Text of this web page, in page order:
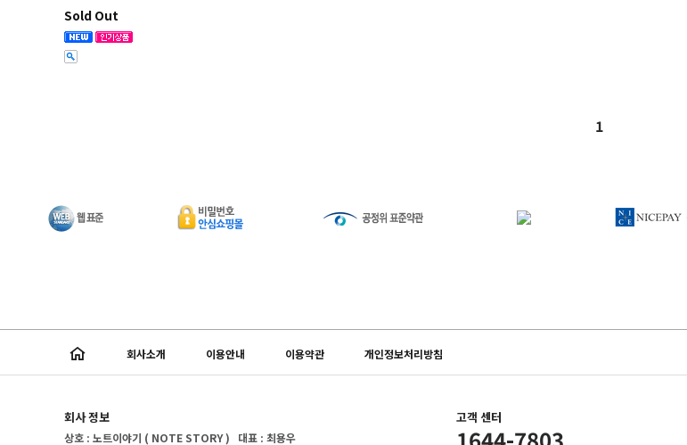
Sold Out
1
회사소개 이용안내 이용약관 개인정보처리방침
회사 정보
상호 : 노트이야기 ( NOTE STORY ) 대표 : 최용우
고객 센터